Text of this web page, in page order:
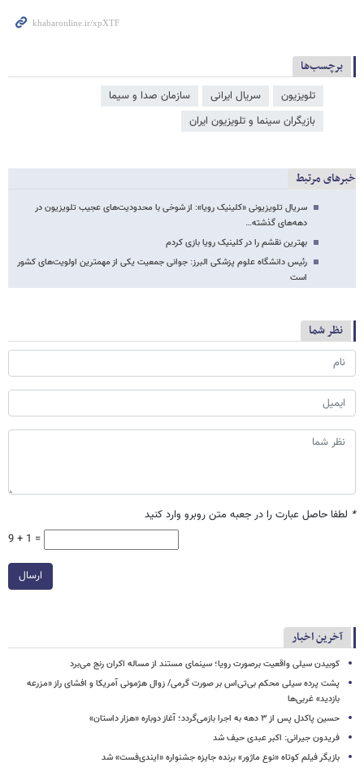
برچسب‌ها
تلویزیون سریال ایرانی
سازمان صدا و سیما
بازیگران سینما و تلویزیون ایران
خبرهای مرتبط
سریال تلویزیونی «کلینیک رویا»: از شوخی با محدودیت‌های عجیب تلویزیون در
دهه‌های گذشته…
بهترین نقشم را در کلینیک رویا بازی کردم
رئیس دانشگاه علوم پزشکی البرز: جوانی جمعیت یکی از مهمترین اولویت‌های کشور
است
نظر شما
* لطفا حاصل عبارت را در جعبه متن روبرو وارد کنید
9 + 1 =
ارسال
آخرین اخبار
کوبیدن سیلی واقعیت برصورت رویا؛ سینمای مستند از مساله اکران رنج می‌برد
پشت پرده سیلی محکم بی‌تی‌اس بر صورت گرمی/ زوال هژمونی آمریکا و افشای راز «مزرعه
بازدید» غربی‌ها
حسین پاکدل پس از ۳ دهه به اجرا بازمی‌گردد؛ آغاز دوباره «هزار داستان»
فریدون جیرانی: اکبر عبدی حیف شد
بازیگر فیلم کوتاه «نوع ماژور» برنده جایزه جشنواره «ایندی‌فست» شد